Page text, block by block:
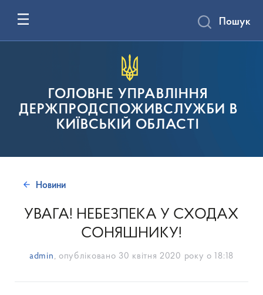
ГОЛОВНЕ УПРАВЛІННЯ
ДЕРЖПРОДСПОЖИВСЛУЖБИ В
КИЇВСЬКІЙ ОБЛАСТІ
Пошук
Новини
УВАГА! НЕБЕЗПЕКА У СХОДАХ
СОНЯШНИКУ!
admin , опубліковано 30 квітня 2020 року о 18:18